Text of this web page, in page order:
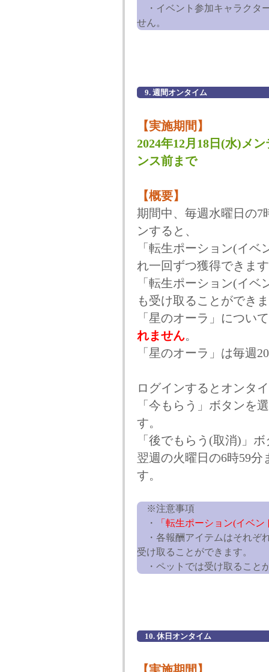
・イベント参加キャラクタ
せん。
9. 週間オンタイム
【実施期間】
2024年12月18日(水)メ
ンス前まで
【概要】
期間中、毎週水曜日の7
ンすると、
「転生ポーション(イ
れ一回ずつ獲得できま
「転生ポーション(イ
も受け取ることができ
「星のオーラ」につい
れません。
「星のオーラ」は毎週
ログインするとオンタ
「今もらう」ボタンを
す。
「後でもらう(取消)」
翌週の火曜日の6時59
す。
※注意事項
・
「転生ポーション(イベ
・各報酬アイテムはそれぞ
受け取ることができます。
・ペットでは受け取ること
10. 休日オンタイム